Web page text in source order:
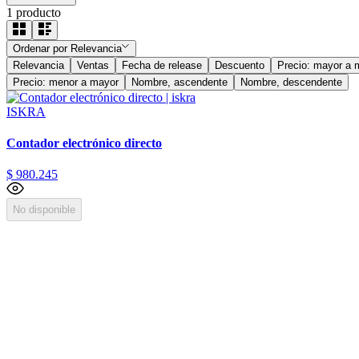
1 producto
Ordenar por Relevancia
Relevancia
Ventas Fecha de release Descuento
Precio: mayor a
Precio: menor a mayor
Nombre, ascendente Nombre, descendente
ISKRA
Contador electrónico directo
$ 980.245
No disponible